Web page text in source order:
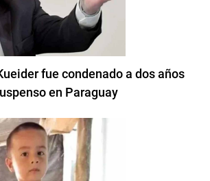
fue condenado a dos años
en Paraguay